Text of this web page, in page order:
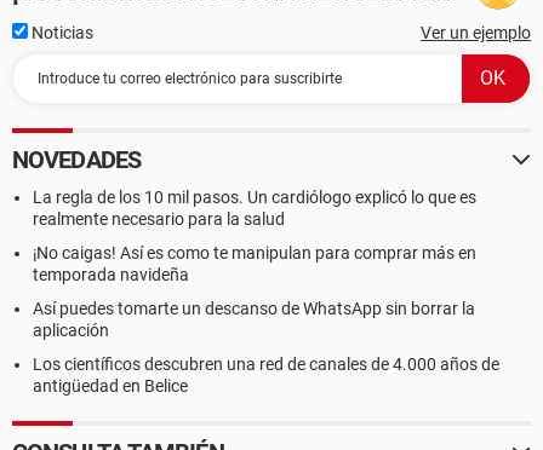
Noticias Ver un ejemplo
NOVEDADES
La regla de los 10 mil pasos. Un cardiólogo explicó lo que es
realmente necesario para la salud
¡No caigas! Así es como te manipulan para comprar más en
temporada navideña
Así puedes tomarte un descanso de WhatsApp sin borrar la
aplicación
Los científicos descubren una red de canales de 4.000 años de
antigüedad en Belice